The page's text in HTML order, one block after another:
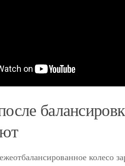
колесо